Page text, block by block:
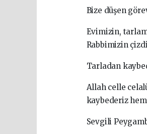
Bize düşen
Evimizin,
Rabbimizin
Tarladan
Allah celle
kaybederiz
Sevgili